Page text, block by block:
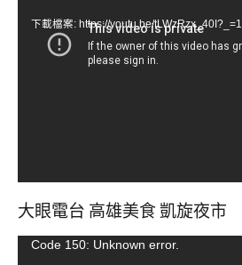
下載檔案: https://youtu.be/tLWzRzx_40I?_=1
大眼電台 高雄美食 凱旋夜市
視Code 150: Unknown error.